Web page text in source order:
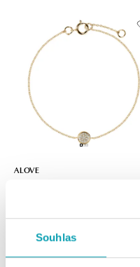
Souhlas
ALOVE